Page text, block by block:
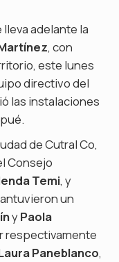
adelante la
, con
este lunes
directivo del
las instalaciones
de Cutral Co,
Consejo
Temi, y
un
yPaola
respectivamente
Paneblanco,